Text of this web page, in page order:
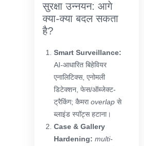
सुरक्षा उन्नयन: आगे
क्या-क्या बदल सकता
है?
Smart Surveillance:
AI-आधारित बिहेवियर
एनालिटिक्स, एनोमली
डिटेक्शन, फेस/ऑब्जेक्ट-
ट्रैकिंग; कैमराoverlap से
ब्लाइंड स्पॉट्स हटाना।
Case & Gallery
Hardening: multi-